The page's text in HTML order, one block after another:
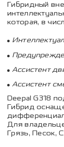
Гибридный
которая, в
Ассистент
Ассистент
Deepal G318
Гибрид
Для
Грязь, Песок,